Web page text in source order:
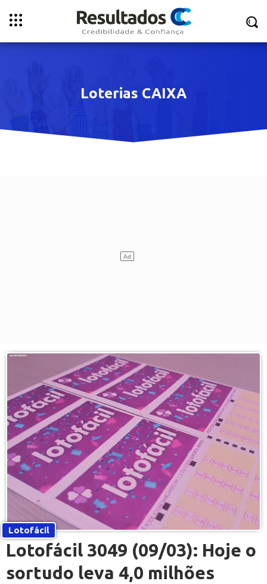
Loterias CAIXA
Lotofácil
Lotofácil 3049 (09/03): Hoje o
sortudo leva 4,0 milhões